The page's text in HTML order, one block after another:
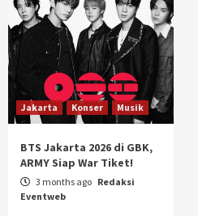
Jakarta Konser Musik
BTS Jakarta 2026 di GBK,
ARMY Siap War Tiket!
3 months ago Redaksi
Eventweb